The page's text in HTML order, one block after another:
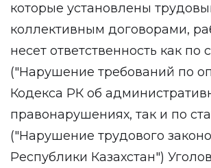
которые установлены
коллективным договорами,
несет ответственность как по
("Нарушение требований по
Кодекса РК об
правонарушениях, так и по
("Нарушение трудового
Республики Казахстан")